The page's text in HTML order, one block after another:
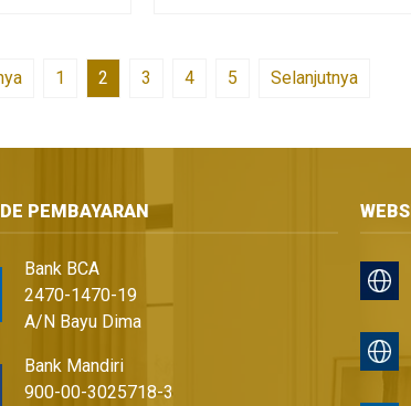
1 2 3 4 5 Selanjutnya
PEMBAYARAN
Bank BCA
2470-1470-19
A/N Bayu Dima
Bank Mandiri
900-00-3025718-3